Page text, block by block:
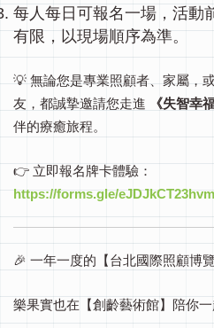
每人每日可報名一場，活動
有限，以現場順序為準。
💡 無論您是專業照顧者、家屬，
友， 都誠摯邀請您走進 《失智幸
伴的療癒旅程。
👉 立即報名牌卡體驗：
https://forms.gle/
🎉 一年一度的【台北國際照顧博
樂果實也在【創齡藝術館】陪你